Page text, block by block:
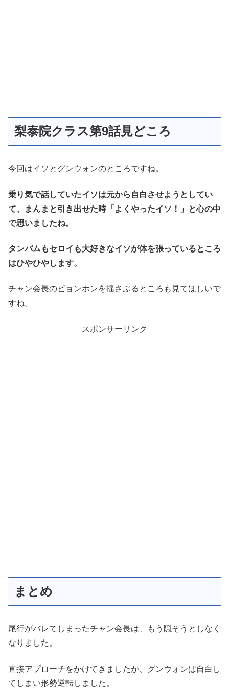
梨泰院クラス第9話見どころ
今回はイソとグンウォンのところですね。
乗り気で話していたイソは元から自白させようとしてい
て、まんまと引き出せた時「よくやったイソ！」と心の中
で思いましたね。
タンバムもセロイも大好きなイソが体を張っているところ
はひやひやします。
チャン会長のビョンホンを揺さぶるところも見てほしいで
すね。
スポンサーリンク
まとめ
尾行がバレてしまったチャン会長は、もう隠そうとしなく
なりました。
直接アプローチをかけてきましたが、グンウォンは自白し
てしまい形勢逆転しました。